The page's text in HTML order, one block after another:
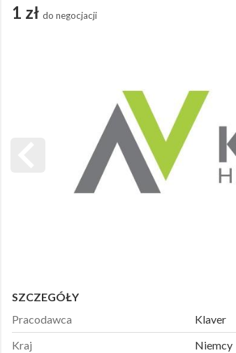
1 zł do negocjacji
SZCZEGÓŁY
Pracodawca
Klaver
Kraj
Niemcy